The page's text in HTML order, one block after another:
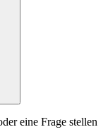
eine Frage stellen